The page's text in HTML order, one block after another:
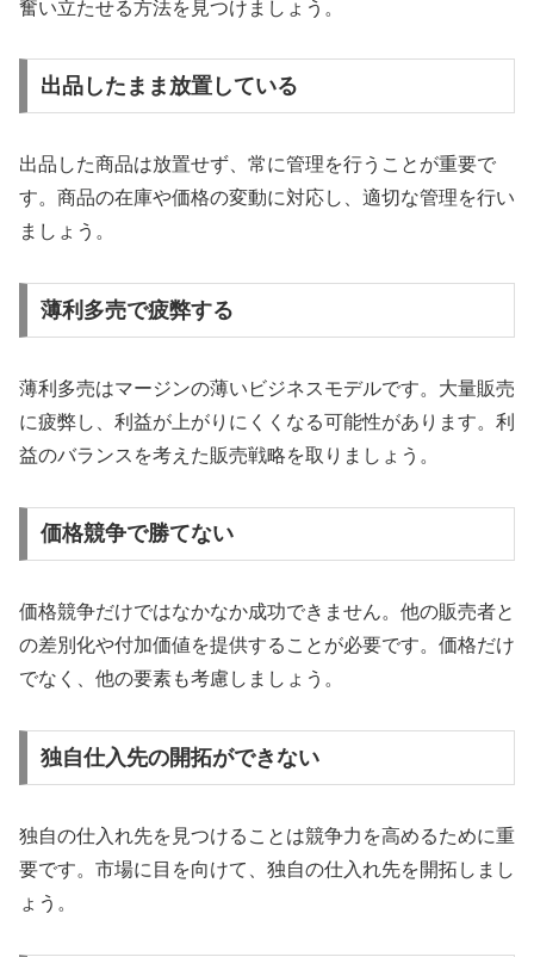
奮い立たせる方法を見つけましょう。
出品したまま放置している
出品した商品は放置せず、常に管理を行うことが重要で
す。商品の在庫や価格の変動に対応し、適切な管理を行い
ましょう。
薄利多売で疲弊する
薄利多売はマージンの薄いビジネスモデルです。大量販売
に疲弊し、利益が上がりにくくなる可能性があります。利
益のバランスを考えた販売戦略を取りましょう。
価格競争で勝てない
価格競争だけではなかなか成功できません。他の販売者と
の差別化や付加価値を提供することが必要です。価格だけ
でなく、他の要素も考慮しましょう。
独自仕入先の開拓ができない
独自の仕入れ先を見つけることは競争力を高めるために重
要です。市場に目を向けて、独自の仕入れ先を開拓しまし
ょう。